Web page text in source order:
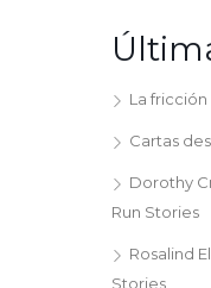
La
Cartas
Dorothy
Run Stories
Rosalind
Stories